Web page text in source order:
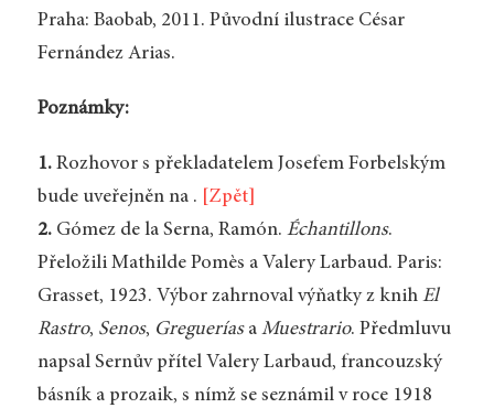
Praha: Baobab, 2011. Původní ilustrace César
Fernández Arias.
Poznámky:
1.Rozhovor s překladatelem Josefem Forbelským
bude uveřejněn na .
[Zpět]
2.Gómez de la Serna, Ramón. Échantillons.
Přeložili Mathilde Pomès a Valery Larbaud. Paris:
Grasset, 1923. Výbor zahrnoval výňatky z knih El
Rastro, Senos, Gregueríasa Muestrario. Předmluvu
napsal Sernův přítel Valery Larbaud, francouzský
básník a prozaik, s nímž se seznámil v roce 1918